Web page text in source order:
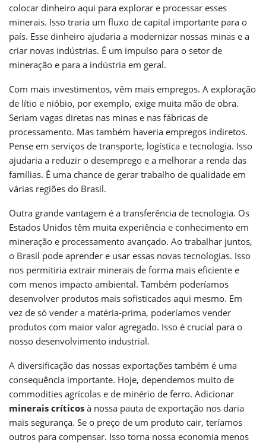
colocar dinheiro aqui para explorar e processar esses
minerais. Isso traria um fluxo de capital importante para o
país. Esse dinheiro ajudaria a modernizar nossas minas e a
criar novas indústrias. É um impulso para o setor de
mineração e para a indústria em geral.
Com mais investimentos, vêm mais empregos. A exploração
de lítio e nióbio, por exemplo, exige muita mão de obra.
Seriam vagas diretas nas minas e nas fábricas de
processamento. Mas também haveria empregos indiretos.
Pense em serviços de transporte, logística e tecnologia. Isso
ajudaria a reduzir o desemprego e a melhorar a renda das
famílias. É uma chance de gerar trabalho de qualidade em
várias regiões do Brasil.
Outra grande vantagem é a transferência de tecnologia. Os
Estados Unidos têm muita experiência e conhecimento em
mineração e processamento avançado. Ao trabalhar juntos,
o Brasil pode aprender e usar essas novas tecnologias. Isso
nos permitiria extrair minerais de forma mais eficiente e
com menos impacto ambiental. Também poderíamos
desenvolver produtos mais sofisticados aqui mesmo. Em
vez de só vender a matéria-prima, poderíamos vender
produtos com maior valor agregado. Isso é crucial para o
nosso desenvolvimento industrial.
A diversificação das nossas exportações também é uma
consequência importante. Hoje, dependemos muito de
commodities agrícolas e de minério de ferro. Adicionar
minerais críticos à nossa pauta de exportação nos daria
mais segurança. Se o preço de um produto cair, teríamos
outros para compensar. Isso torna nossa economia menos